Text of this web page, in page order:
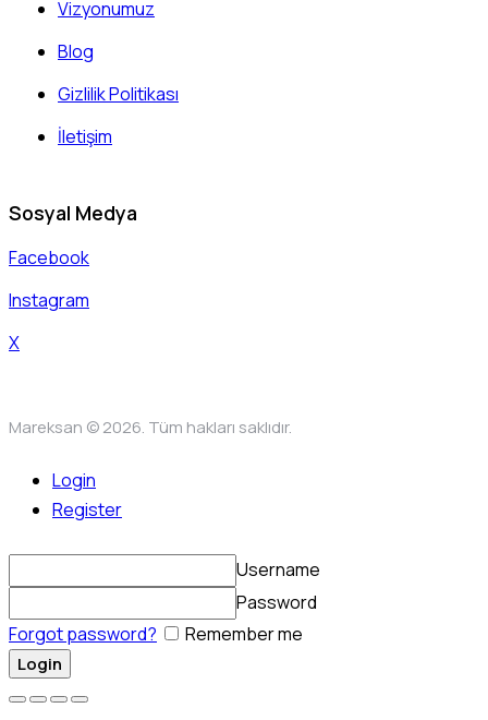
Vizyonumuz
Blog
Gizlilik Politikası
İletişim
Sosyal Medya
Facebook
Instagram
X
Mareksan © 2026. Tüm hakları saklıdır.
Login
Register
Username
Password
Forgot password?
Remember me